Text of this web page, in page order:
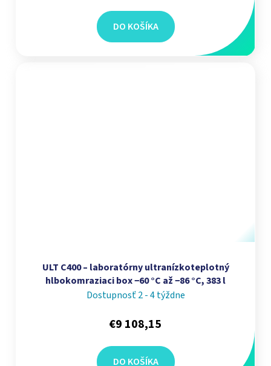
DO KOŠÍKA
ULT C400 – laboratórny ultranízkoteplotný
hlbokomraziaci box −60 °C až −86 °C, 383 l
Dostupnosť 2 - 4 týždne
€9 108,15
DO KOŠÍKA